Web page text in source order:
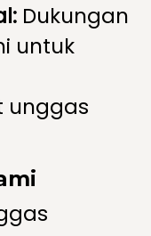
Dukungan
untuk
unggas